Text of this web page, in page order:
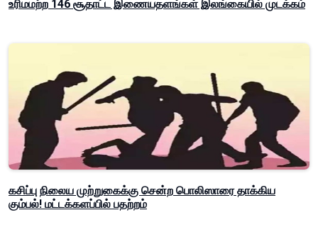
உரிமமற்ற 146 சூதாட்ட இணையதளங்கள் இலங்கையில் முடக்கம்
கசிப்பு நிலைய முற்றுகைக்கு சென்ற பொலிஸாரை தாக்கிய
கும்பல்! மட்டக்களப்பில் பதற்றம்